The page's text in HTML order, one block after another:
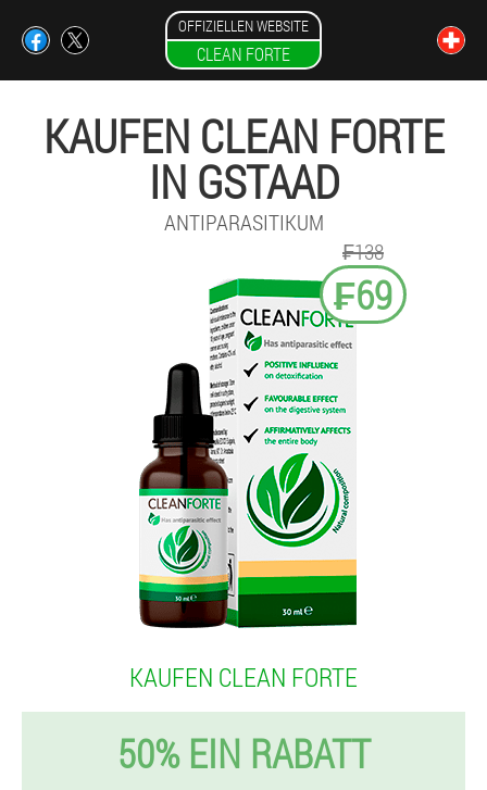
OFFIZIELLEN WEBSITE
CLEAN FORTE
KAUFEN CLEAN FORTE
IN GSTAAD
ANTIPARASITIKUM
₣138
₣69
KAUFEN CLEAN FORTE
50% EIN RABATT